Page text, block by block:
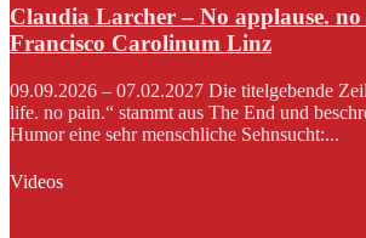
Claudia Larcher – No applause.
Francisco Carolinum Linz
09.09.2026 – 07.02.2027 Die titelgebende
life. no pain.“ stammt aus The End und
Humor eine sehr menschliche Sehnsucht:...
Videos